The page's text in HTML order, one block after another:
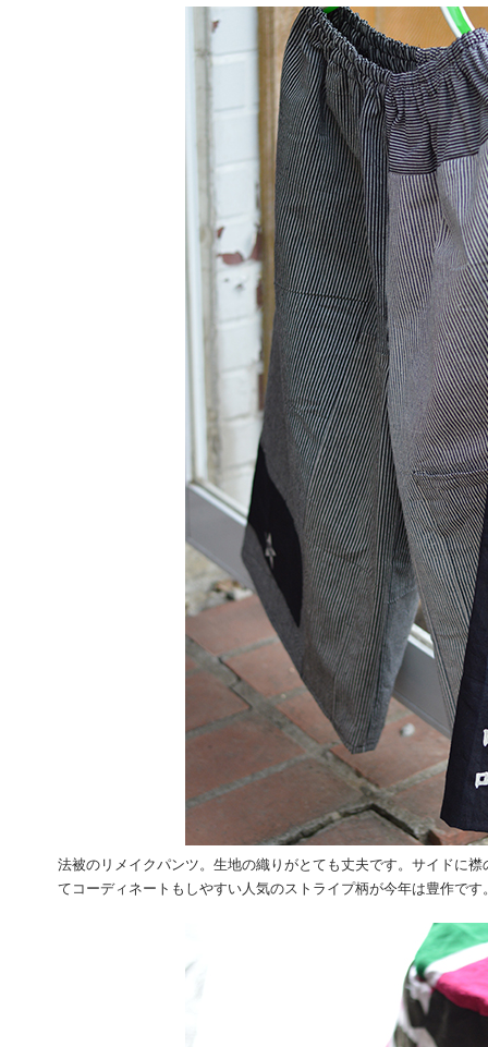
法被のリメイクパンツ。生地の織りがとても丈夫です。サイドに
てコーディネートもしやすい人気のストライプ柄が今年は豊作で